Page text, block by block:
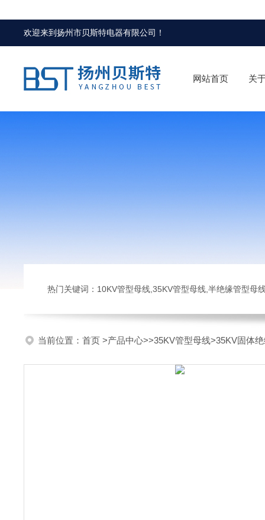
欢迎来到扬州市贝斯特电器有限公司 ！
网站首页 关
热门关键词：10KV管型母线,35KV管型母线,半绝缘管型母
当前位置： 首页 >产品中心>>35KV管型母线>35KV固体